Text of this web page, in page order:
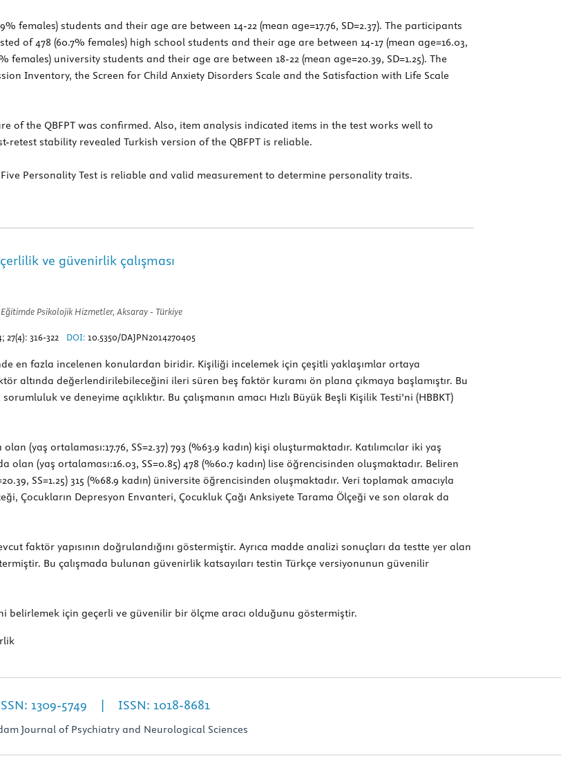
females) students and their age are between 14-22 (mean age=17.76, SD=2.37). The participants
of 478 (60.7% females) high school students and their age are between 14-17 (mean age=16.03,
females) university students and their age are between 18-22 (mean age=20.39, SD=1.25). The
Inventory, the Screen for Child Anxiety Disorders Scale and the Satisfaction with Life Scale
of the QBFPT was confirmed. Also, item analysis indicated items in the test works well to
stability revealed Turkish version of the QBFPT is reliable.
Personality Test is reliable and valid measurement to determine personality traits.
ve güvenirlik çalışması
Psikolojik Hizmetler, Aksaray - Türkiye
316-322 DOI: 10.5350/DAJPN2014270405
en fazla incelenen konulardan biridir. Kişiliği incelemek için çeşitli yaklaşımlar ortaya
altında değerlendirilebileceğini ileri süren beş faktör kuramı ön plana çıkmaya başlamıştır. Bu
ve deneyime açıklıktır. Bu çalışmanın amacı Hızlı Büyük Beşli Kişilik Testi’ni (HBBKT)
olan (yaş ortalaması:17.76, SS=2.37) 793 (%63.9 kadın) kişi oluşturmaktadır. Katılımcılar iki yaş
(yaş ortalaması:16.03, SS=0.85) 478 (%60.7 kadın) lise öğrencisinden oluşmaktadır. Beliren
SS=1.25) 315 (%68.9 kadın) üniversite öğrencisinden oluşmaktadır. Veri toplamak amacıyla
Çocukların Depresyon Envanteri, Çocukluk Çağı Anksiyete Tarama Ölçeği ve son olarak da
faktör yapısının doğrulandığını göstermiştir. Ayrıca madde analizi sonuçları da testte yer alan
Bu çalışmada bulunan güvenirlik katsayıları testin Türkçe versiyonunun güvenilir
belirlemek için geçerli ve güvenilir bir ölçme aracı olduğunu göstermiştir.
1309-5749 | ISSN: 1018-8681
Journal of Psychiatry and Neurological Sciences